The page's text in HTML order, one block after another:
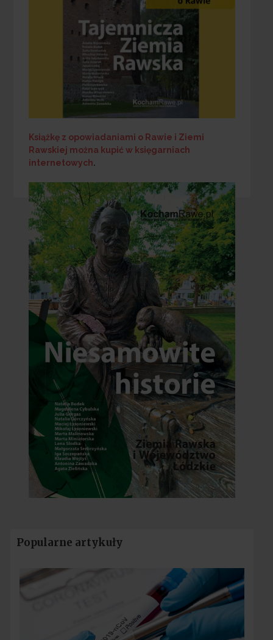
Książkę z opowiadaniami o Rawie i Ziemi
Rawskiej można kupić w księgarniach
internetowych.
Popularne artykuły